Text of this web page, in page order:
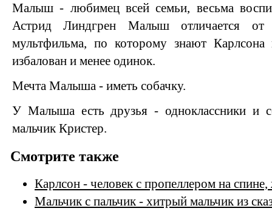
Малыш - любимец всей семьи, весьма
Астрид Линдгрен Малыш отличается от
мультфильма, по которому знают
избалован и менее одинок.
Мечта Малыша - иметь собачку.
У Малыша есть друзья - одноклассники и
мальчик Кристер.
Смотрите также
Карлсон - человек с пропеллером на
Мальчик с пальчик - хитрый мальчик из